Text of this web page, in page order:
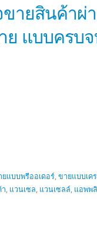
ขายสินค้าผ่
ย แบบครบ
ยแบบพรีออเดอร์,ขายแบบเค
, แวนเซล, แวนเซลล์, แอพพ